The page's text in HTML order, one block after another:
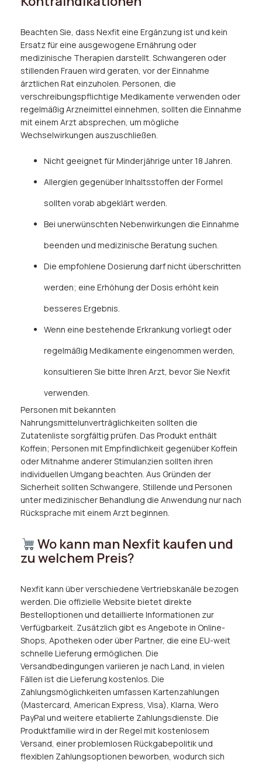
Beachten Sie, dass Nexfit eine Ergänzung ist und kein
Ersatz für eine ausgewogene Ernährung oder
medizinische Therapien darstellt. Schwangeren oder
stillenden Frauen wird geraten, vor der Einnahme
ärztlichen Rat einzuholen. Personen, die
verschreibungspflichtige Medikamente verwenden oder
regelmäßig Arzneimittel einnehmen, sollten die Einnahme
mit einem Arzt absprechen, um mögliche
Wechselwirkungen auszuschließen.
Nicht geeignet für Minderjährige unter 18 Jahren.
Allergien gegenüber Inhaltsstoffen der Formel
sollten vorab abgeklärt werden.
Bei unerwünschten Nebenwirkungen die Einnahme
beenden und medizinische Beratung suchen.
Die empfohlene Dosierung darf nicht überschritten
werden; eine Erhöhung der Dosis erhöht kein
besseres Ergebnis.
Wenn eine bestehende Erkrankung vorliegt oder
regelmäßig Medikamente eingenommen werden,
konsultieren Sie bitte Ihren Arzt, bevor Sie Nexfit
verwenden.
Personen mit bekannten
Nahrungsmittelunverträglichkeiten sollten die
Zutatenliste sorgfältig prüfen. Das Produkt enthält
Koffein; Personen mit Empfindlichkeit gegenüber Koffein
oder Mitnahme anderer Stimulanzien sollten ihren
individuellen Umgang beachten. Aus Gründen der
Sicherheit sollten Schwangere, Stillende und Personen
unter medizinischer Behandlung die Anwendung nur nach
Rücksprache mit einem Arzt beginnen.
Wo kann man Nexfit kaufen und
zu welchem Preis?
Nexfit kann über verschiedene Vertriebskanäle bezogen
werden. Die offizielle Website bietet direkte
Bestelloptionen und detaillierte Informationen zur
Verfügbarkeit. Zusätzlich gibt es Angebote in Online-
Shops, Apotheken oder über Partner, die eine EU-weit
schnelle Lieferung ermöglichen. Die
Versandbedingungen variieren je nach Land, in vielen
Fällen ist die Lieferung kostenlos. Die
Zahlungsmöglichkeiten umfassen Kartenzahlungen
(Mastercard, American Express, Visa), Klarna, Wero
PayPal und weitere etablierte Zahlungsdienste. Die
Produktfamilie wird in der Regel mit kostenlosem
Versand, einer problemlosen Rückgabepolitik und
flexiblen Zahlungsoptionen beworben, wodurch sich